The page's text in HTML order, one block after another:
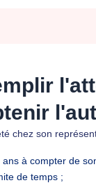
chez son
à compter de
de temps ;